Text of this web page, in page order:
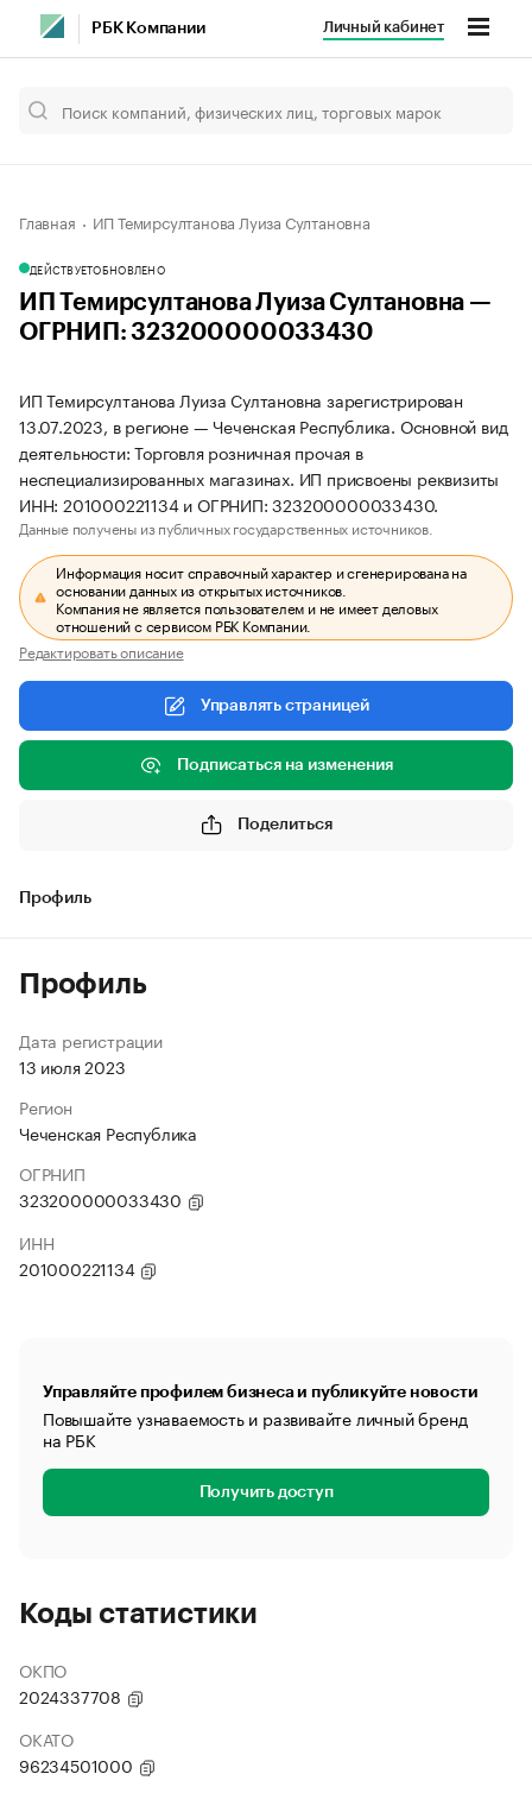
РБК Компании Личный кабинет
Главная ИП Темирсултанова Луиза Султановна
ДЕЙСТВУЕТОБНОВЛЕНО
ИП Темирсултанова Луиза Султановна —
ОГРНИП: 323200000033430
ИП Темирсултанова Луиза Султановна зарегистрирован
13.07.2023, в регионе — Чеченская Республика. Основной вид
деятельности: Торговля розничная прочая в
неспециализированных магазинах. ИП присвоены реквизиты
ИНН: 201000221134 и ОГРНИП: 323200000033430.
Данные получены из публичных государственных источников.
Информация носит справочный характер и сгенерирована на
основании данных из открытых источников.
Компания не является пользователем и не имеет деловых
отношений с сервисом РБК Компании.
Редактировать описание
Управлять страницей
Подписаться на изменения
Поделиться
Профиль
Профиль
Дата регистрации
13 июля 2023
Регион
Чеченская Республика
ОГРНИП
323200000033430
ИНН
201000221134
Управляйте профилем бизнеса и публикуйте новости
Повышайте узнаваемость и развивайте личный бренд
на РБК
Получить доступ
Коды статистики
ОКПО
2024337708
ОКАТО
96234501000